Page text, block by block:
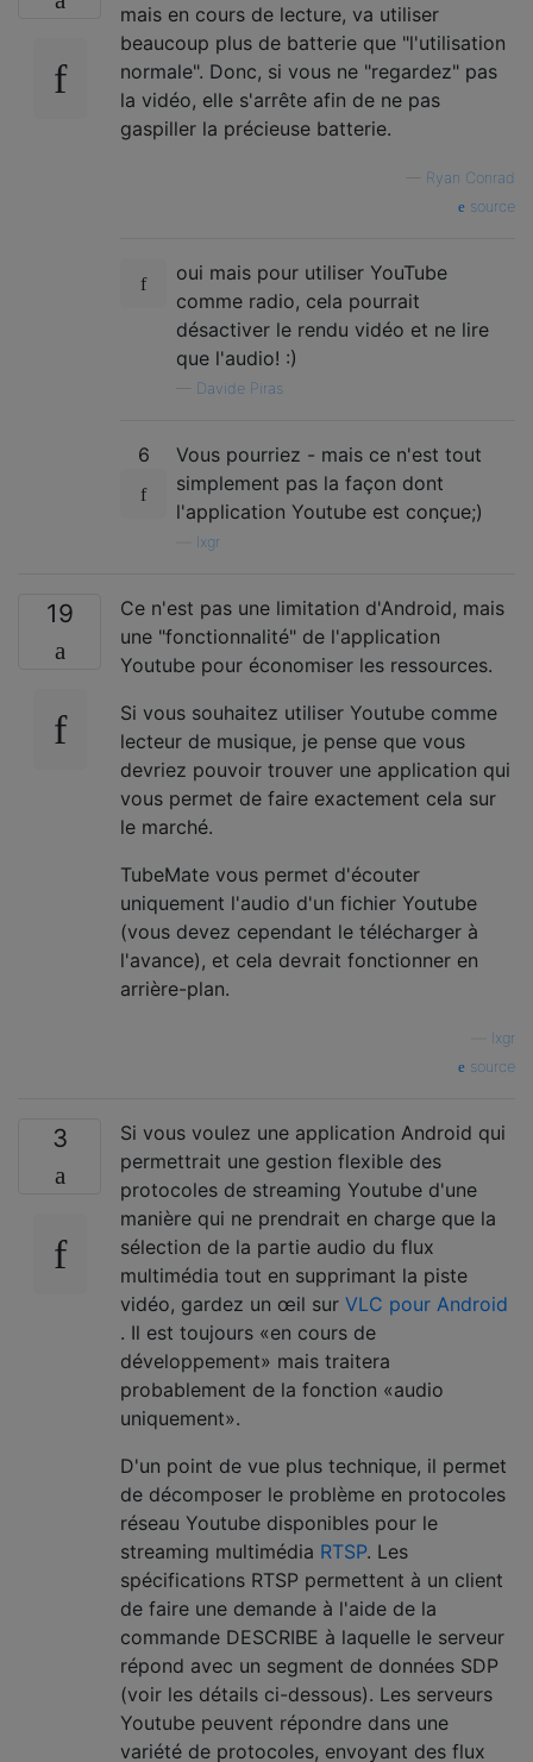
mais en cours de lecture, va utiliser
beaucoup plus de batterie que "l'utilisation
normale". Donc, si vous ne "regardez" pas
la vidéo, elle s'arrête afin de ne pas
gaspiller la précieuse batterie.
Ryan Conrad
source
oui mais pour utiliser YouTube
comme radio, cela pourrait
désactiver le rendu vidéo et ne lire
que l'audio! :)
Davide Piras
6
Vous pourriez - mais ce n'est tout
simplement pas la façon dont
l'application Youtube est conçue;)
lxgr
19
Ce n'est pas une limitation d'Android, mais
une "fonctionnalité" de l'application
Youtube pour économiser les ressources.
Si vous souhaitez utiliser Youtube comme
lecteur de musique, je pense que vous
devriez pouvoir trouver une application qui
vous permet de faire exactement cela sur
le marché.
TubeMate vous permet d'écouter
uniquement l'audio d'un fichier Youtube
(vous devez cependant le télécharger à
l'avance), et cela devrait fonctionner en
arrière-plan.
lxgr
source
3
Si vous voulez une application Android qui
permettrait une gestion flexible des
protocoles de streaming Youtube d'une
manière qui ne prendrait en charge que la
sélection de la partie audio du flux
multimédia tout en supprimant la piste
vidéo, gardez un œil sur VLC pour Android
. Il est toujours «en cours de
développement» mais traitera
probablement de la fonction «audio
uniquement».
D'un point de vue plus technique, il permet
de décomposer le problème en protocoles
réseau Youtube disponibles pour le
streaming multimédia RTSP. Les
spécifications RTSP permettent à un client
de faire une demande à l'aide de la
commande DESCRIBE à laquelle le serveur
répond avec un segment de données SDP
(voir les détails ci-dessous). Les serveurs
Youtube peuvent répondre dans une
variété de protocoles, envoyant des flux